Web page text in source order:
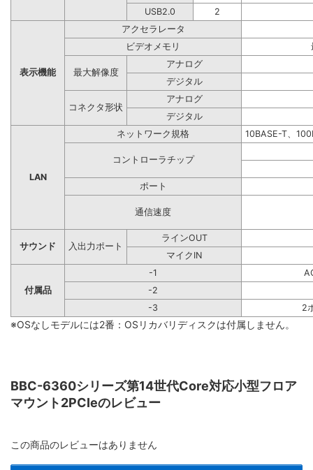
USB2.0
2
表示機能
アクセラレータ
ビデオメモリ
最大解像度
アナログ
デジタル
コネクタ形状
アナログ
デジタル
LAN
ネットワーク規格 10BASE-T、
コントローラチップ
ポート
通信速度
サウンド 入出力ポート
ラインOUT
マイクIN
付属品
-1
-2
-3
2
※OSなしモデルには2番：OSリカバリディスクは付属しません。
BBC-6360シリーズ第14世代Core対応小型フロア
マウント2PCIeのレビュー
この商品のレビューはありません